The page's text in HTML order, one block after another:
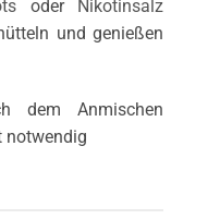
oder Nikotinsalz
und genießen
dem Anmischen
notwendig